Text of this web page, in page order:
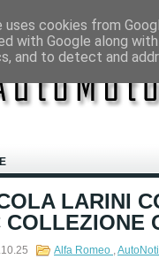
LARINI
COLLEZIONE
Alfa Romeo ,
uses cookies from
with Google along
and to detect and